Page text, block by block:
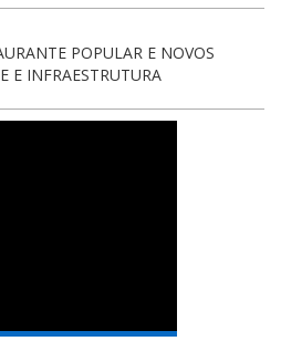
POPULAR E NOVOS
E INFRAESTRUTURA